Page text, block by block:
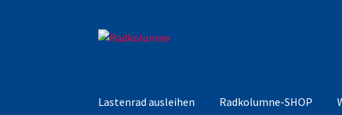
Zur
Zum
Lastenrad ausleihen Radkolumne-SHOP